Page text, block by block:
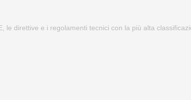
direttive e i regolamenti tecnici con la più alta